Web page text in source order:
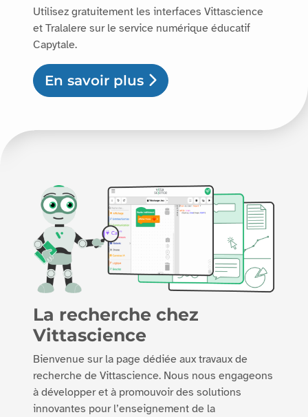
Utilisez gratuitement les interfaces Vittascience
et Tralalere sur le service numérique éducatif
Capytale.
En savoir plus
La recherche chez
Vittascience
Bienvenue sur la page dédiée aux travaux de
recherche de Vittascience. Nous nous engageons
à développer et à promouvoir des solutions
innovantes pour l’enseignement de la